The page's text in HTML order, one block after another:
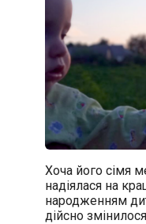
Хоча його сімя
надіялася на
народженням
дійсно